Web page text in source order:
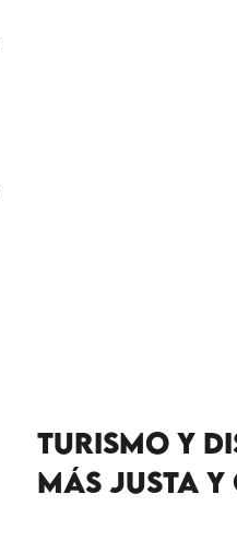
TURISMO Y
MÁS JUSTA Y